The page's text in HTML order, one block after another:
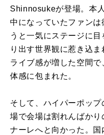
Shinnosukeが登場。本
中になっていたファン
うと一気にステージに
り出す世界観に惹き込
ライブ感が増した空間
体感に包まれた。
そして、ハイパーポッ
場で会場は割れんばか
ナーレへと向かった。国